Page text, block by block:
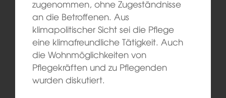
zugenommen, ohne Zugeständnisse
an die Betroffenen. Aus
klimapolitischer Sicht sei die Pflege
eine klimafreundliche Tätigkeit. Auch
die Wohnmöglichkeiten von
Pflegekräften und zu Pflegenden
wurden diskutiert.